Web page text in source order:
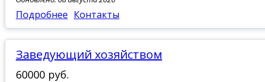
Подробнее Контакты
Заведующий хозяйством
60000 руб.